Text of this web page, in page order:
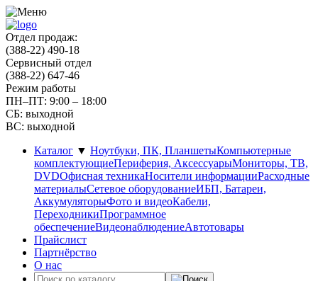
Отдел продаж:
(388-22) 490-18
Сервисный отдел
(388-22) 647-46
Режим работы
ПН–ПТ: 9:00 – 18:00
СБ: выходной
ВС: выходной
Каталог ▼ Ноутбуки, ПК, ПланшетыКомпьютерные
комплектующиеПериферия, АксессуарыМониторы, ТВ,
DVDОфисная техникаНосители информацииРасходные
материалыСетевое оборудованиеИБП, Батареи,
АккумуляторыФото и видеоКабели,
ПереходникиПрограммное
обеспечениеВидеонаблюдениеАвтотовары
Прайслист
Партнёрство
О нас